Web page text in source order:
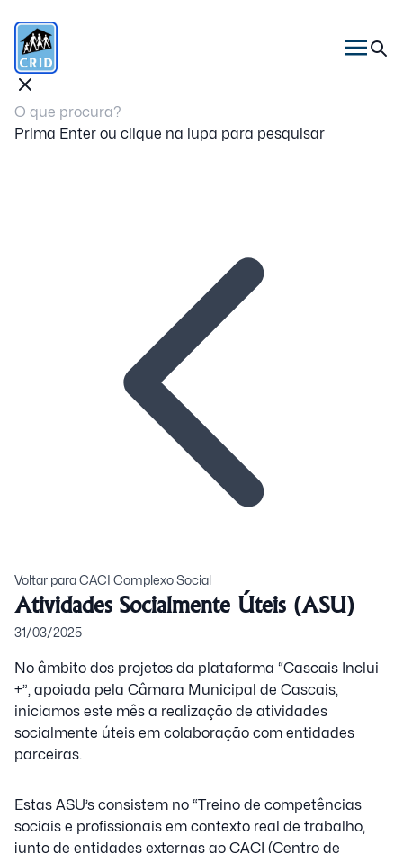
Prima Enter ou clique na lupa para pesquisar
Voltar para CACI Complexo Social
Atividades Socialmente Úteis (ASU)
31/03/2025
No âmbito dos projetos da plataforma “Cascais Inclui
+”, apoiada pela Câmara Municipal de Cascais,
iniciamos este mês a realização de atividades
socialmente úteis em colaboração com entidades
parceiras.
Estas ASU’s consistem no “Treino de competências
sociais e profissionais em contexto real de trabalho,
junto de entidades externas ao CACI (Centro de